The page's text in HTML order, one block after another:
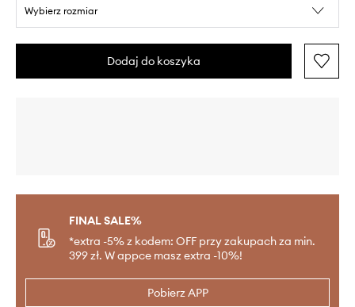
Wybierz rozmiar
Dodaj do koszyka
FINAL SALE%
*extra -5% z kodem: OFF przy zakupach za min.
399 zł. W appce masz extra -10%!
Pobierz APP